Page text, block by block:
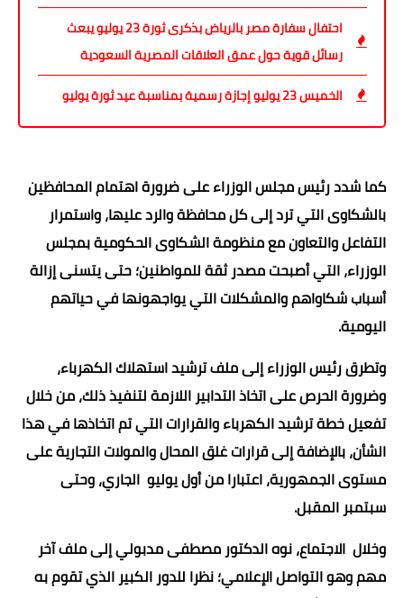
احتفال سفارة مصر بالرياض بذكرى ثورة 23 يوليو يبعث
رسائل قوية حول عمق العلاقات المصرية السعودية
الخميس 23 يوليو إجازة رسمية بمناسبة عيد ثورة يوليو
كما شدد رئيس مجلس الوزراء على ضرورة اهتمام المحافظين
بالشكاوى التي ترد إلى كل محافظة والرد عليها، واستمرار
التفاعل والتعاون مع منظومة الشكاوى الحكومية بمجلس
الوزراء، التي أصبحت مصدر ثقة للمواطنين؛ حتى يتسنى إزالة
أسباب شكاواهم والمشكلات التي يواجهونها في حياتهم
اليومية.
وتطرق رئيس الوزراء إلى ملف ترشيد استهلاك الكهرباء،
وضرورة الحرص على اتخاذ التدابير اللازمة لتنفيذ ذلك، من خلال
تفعيل خطة ترشيد الكهرباء والقرارات التي تم اتخاذها في هذا
الشأن، بالإضافة إلى قرارات غلق المحال والمولات التجارية على
مستوى الجمهورية، اعتبارا من أول يوليو الجاري، وحتى
سبتمبر المقبل.
وخلال الاجتماع، نوه الدكتور مصطفى مدبولي إلى ملف آخر
مهم وهو التواصل الإعلامي؛ نظرا للدور الكبير الذي تقوم به